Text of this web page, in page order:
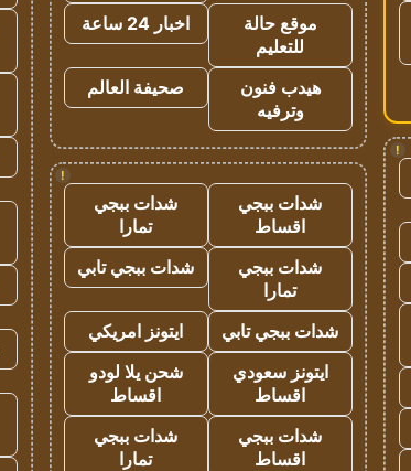
!
موقع حالة
للتعليم
اخبار 24 ساعة
هيدب فنون
وترفيه
صحيفة العالم
!
شدات ببجي
اقساط
شدات ببجي
تمارا
شدات ببجي
تمارا
شدات ببجي تابي
شدات ببجي تابي
ايتونز امريكي
ايتونز سعودي
اقساط
شحن يلا لودو
اقساط
شدات ببجي
اقساط
شدات ببجي
تمارا